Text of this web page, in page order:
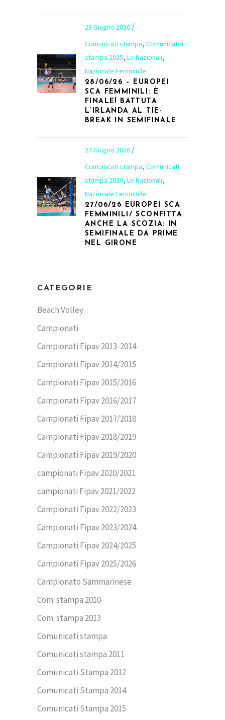
28 Giugno 2026
Comunicati stampa, Comunicatoi
stampa 2025, Le Nazionali,
Nazionale Femminile
28/06/26 – EUROPEI
SCA FEMMINILI: È
FINALE! BATTUTA
L’IRLANDA AL TIE-
BREAK IN SEMIFINALE
27 Giugno 2026
Comunicati stampa, Comunicati
stampa 2026, Le Nazionali,
Nazionale Femminile
27/06/26 EUROPEI SCA
FEMMINILI/ SCONFITTA
ANCHE LA SCOZIA: IN
SEMIFINALE DA PRIME
NEL GIRONE
CATEGORIE
Beach Volley
Campionati
Campionati Fipav 2013-2014
Campionati Fipav 2014/2015
Campionati Fipav 2015/2016
Campionati Fipav 2016/2017
Campionati Fipav 2017/2018
Campionati Fipav 2018/2019
Campionati Fipav 2019/2020
campionati Fipav 2020/2021
campionati Fipav 2021/2022
Campionati Fipav 2022/2023
Campionati Fipav 2023/2024
Campionati Fipav 2024/2025
Campionati Fipav 2025/2026
Campionato Sammarinese
Com. stampa 2010
Com. stampa 2013
Comunicati stampa
Comunicati stampa 2011
Comunicati Stampa 2012
Comunicati Stampa 2014
Comunicati Stampa 2015